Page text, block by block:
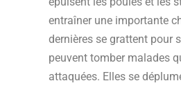
entraîner une importante
dernières se grattent pour
peuvent tomber malades
attaquées. Elles se